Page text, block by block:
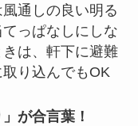
通しの良い明る
っぱなしにしな
は、軒下に避難
り込んでもOK
が合言葉！